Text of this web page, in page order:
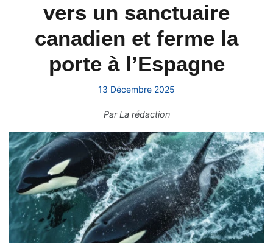
vers un sanctuaire
canadien et ferme la
porte à l’Espagne
13 Décembre 2025
ParLa rédaction